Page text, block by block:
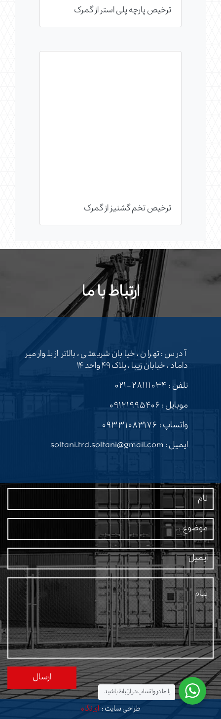
ترخیص پارچه پلی استر از گمرک
ترخیص تخم گشنیز از گمرک
ارتباط با ما
آدرس : تهران ، خیابان شریعتی ، بالاتر از بلوار میر
داماد ، خیابان زیبا ، پلاک ۴۹ واحد ۱۴
تلفن : ۲۸۱۱۱۰۳۴-۰۲۱
موبایل : ۰۹۱۲۱۹۹۵۴۰۶
واتساپ : ۰۹۳۳۱۰۸۳۱۷۶
ایمیل : soltani.trd.soltani@gmail.com
طراحی سایت : ای‌نگاه
با ما در واتساپ در ارتباط باشید